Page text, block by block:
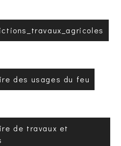
des usages du feu
de travaux et